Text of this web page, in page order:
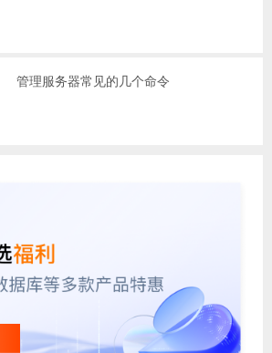
管理服务器常见的几个命令